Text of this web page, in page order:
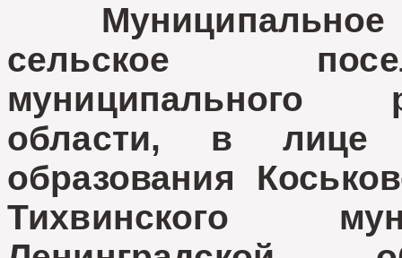
Муниципальное
сельское
муниципального
области, в лице
образования
Тихвинского